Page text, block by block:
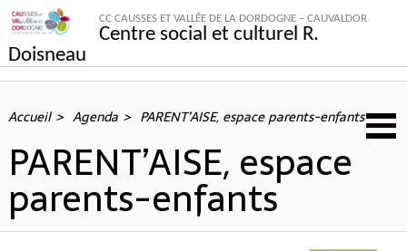
CC CAUSSES ET VALLÉE DE LA DORDOGNE – CAUVALDOR
Centre social et culturel R.
Doisneau
Accueil Agenda PARENT’AISE, espace parents-enfants
PARENT’AISE, espace
parents-enfants